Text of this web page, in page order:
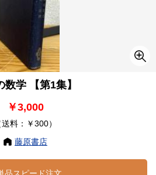
数学 【第1集】
￥3,000
送料：￥300）
藤原書店